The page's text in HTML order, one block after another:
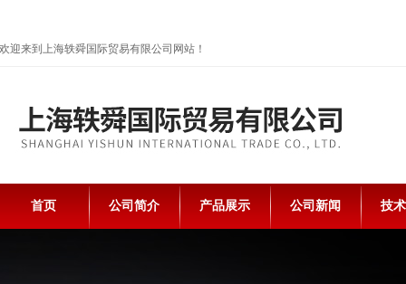
欢迎来到上海轶舜国际贸易有限公司网站！
首页 公司简介 产品展示 公司新闻 技